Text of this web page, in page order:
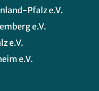
Pfalz e.V.
e.V.
e.V.
e.V.